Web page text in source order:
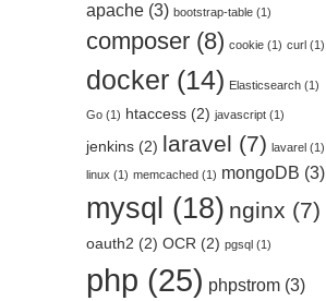
apache (3) bootstrap-table (1)
composer (8) cookie (1) curl (1)
docker (14) Elasticsearch (1)
Go (1) htaccess (2) javascript (1)
jenkins (2) laravel (7) lavarel (1)
linux (1) memcached (1) mongoDB (3)
mysql (18) nginx (7)
oauth2 (2) OCR (2) pgsql (1)
php (25) phpstrom (3)